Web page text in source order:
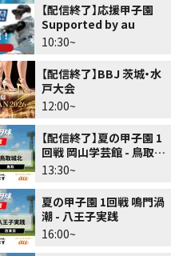
【配信終了】応援甲子園
Supported by au
10:30~
【配信終了】BBJ 茨城・水
戸大会
12:00~
【配信終了】夏の甲子園 1
回戦 岡山学芸館 - 鳥取城
北
13:30~
夏の甲子園 1回戦 鳴門渦
潮 - 八王子実践
16:00~